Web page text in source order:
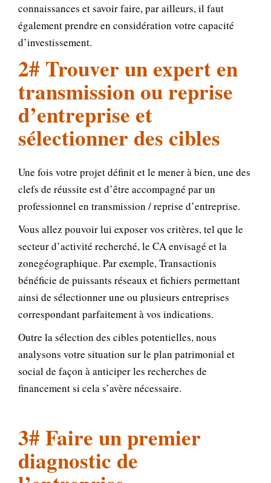
connaissances et savoir faire, par ailleurs, il faut
également prendre en considération votre capacité
d’investissement.
2# Trouver un expert en
transmission ou reprise
d’entreprise et
sélectionner des cibles
Une fois votre projet définit et le mener à bien, une des
clefs de réussite est d’être accompagné par un
professionnel en transmission / reprise d’entreprise.
Vous allez pouvoir lui exposer vos critères, tel que le
secteur d’activité recherché, le CA envisagé et la
zonegéographique. Par exemple, Transactionis
bénéficie de puissants réseaux et fichiers permettant
ainsi de sélectionner une ou plusieurs entreprises
correspondant parfaitement à vos indications.
Outre la sélection des cibles potentielles, nous
analysons votre situation sur le plan patrimonial et
social de façon à anticiper les recherches de
financement si cela s’avère nécessaire.
3# Faire un premier
diagnostic de